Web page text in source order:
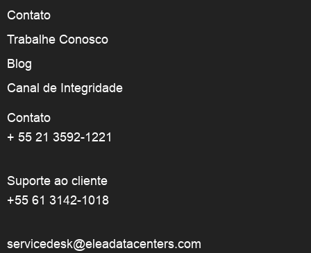
Contato
Trabalhe Conosco
Blog
Canal de Integridade
Contato
+ 55 21 3592-1221
Suporte ao cliente
+55 61 3142-1018
servicedesk@eleadatacenters.com